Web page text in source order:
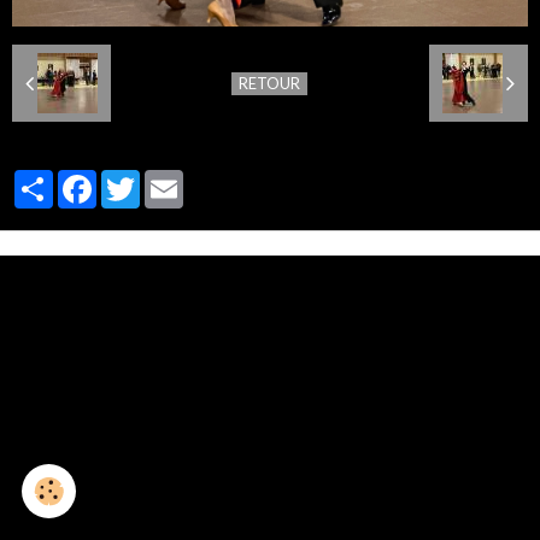
RETOUR
PartagerFacebook
Twitter